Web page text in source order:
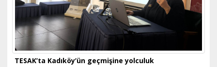
TESAK’ta Kadıköy’ün geçmişine yolculuk